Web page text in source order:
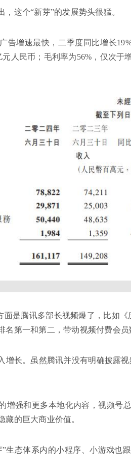
这个“新芽”的发展势头很猛。
告增速最快，二季度同比增长
人民币；毛利率为56%，仅次于
面是腾讯多部长视频爆了，比如
第一和第二，带动视频付费会员
增长。虽然腾讯并没有明确披露
增强和更多本地化内容，视频号
藏的巨大商业价值。
生态体系内的小程序、小游戏也